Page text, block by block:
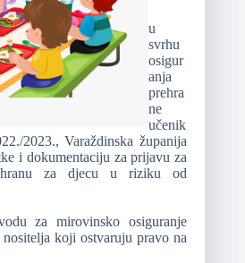
u
svrhu
osigur
anja
prehra
ne
učenik
2023., Varaždinska županija
i dokumentaciju za prijavu za
za djecu u riziku od
za mirovinsko osiguranje
koji ostvaruju pravo na